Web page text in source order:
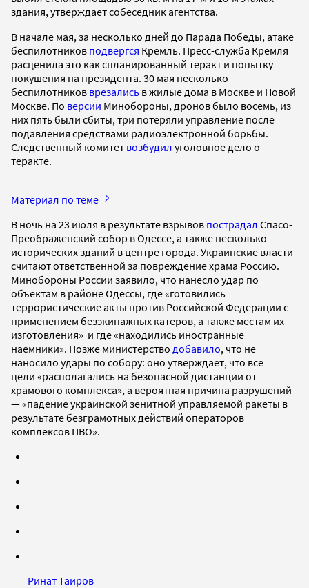
здания, утверждает собеседник агентства.
В начале мая, за несколько дней до Парада Победы, атаке
беспилотников подвергся Кремль. Пресс-служба Кремля
расценила это как спланированный теракт и попытку
покушения на президента. 30 мая несколько
беспилотников врезались в жилые дома в Москве и Новой
Москве. По версии Минобороны, дронов было восемь, из
них пять были сбиты, три потеряли управление после
подавления средствами радиоэлектронной борьбы.
Следственный комитет возбудил уголовное дело о
теракте.
Материал по теме
В ночь на 23 июля в результате взрывов пострадал Спасо-
Преображенский собор в Одессе, а также несколько
исторических зданий в центре города. Украинские власти
считают ответственной за повреждение храма Россию.
Минобороны России заявило, что нанесло удар по
объектам в районе Одессы, где «готовились
террористические акты против Российской Федерации с
применением безэкипажных катеров, а также местам их
изготовления» и где «находились иностранные
наемники». Позже министерство добавило, что не
наносило удары по собору: оно утверждает, что все
цели «располагались на безопасной дистанции от
храмового комплекса», а вероятная причина разрушений
— «падение украинской зенитной управляемой ракеты в
результате безграмотных действий операторов
комплексов ПВО».
Ринат Таиров